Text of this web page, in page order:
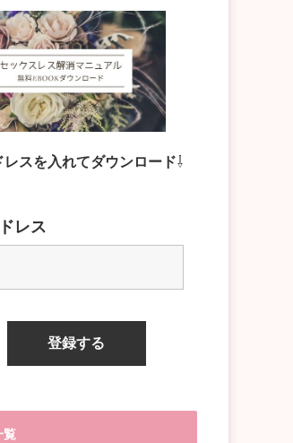
レスを入れてダウンロード⇩
レス
覧